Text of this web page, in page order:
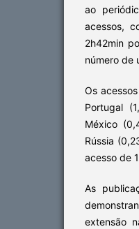
ao
acessos,
2h42min
número de
Os
Portugal
México
Rússia
acesso de
As
extensão